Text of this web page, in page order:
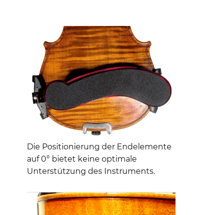
Die Positionierung der Endelemente
auf 0° bietet keine optimale
Unterstützung des Instruments.